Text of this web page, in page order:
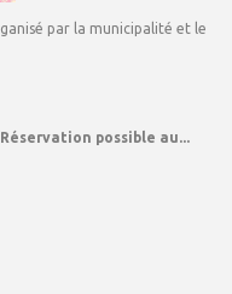
par la municipalité et le
Réservation possible au...